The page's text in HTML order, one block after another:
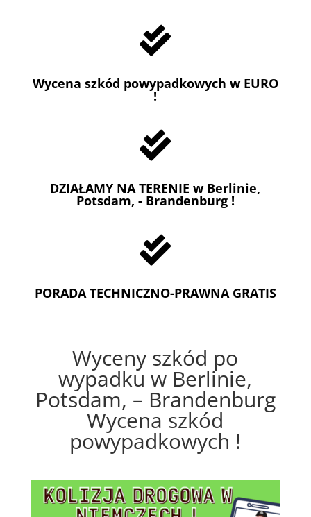

Wycena szkód powypadkowych w EURO
!

DZIAŁAMY NA TERENIE w Berlinie,
Potsdam, - Brandenburg !

PORADA TECHNICZNO-PRAWNA GRATIS
Wyceny szkód po
wypadku w Berlinie,
Potsdam, – Brandenburg
Wycena szkód
powypadkowych !